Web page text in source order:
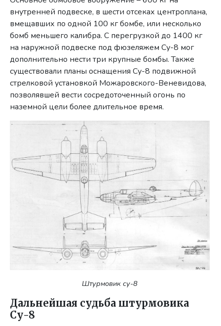
внутренней подвеске, в шести отсеках центроплана,
вмещавших по одной 100 кг бомбе, или несколько
бомб меньшего калибра. С перегрузкой до 1400 кг
на наружной подвеске под фюзеляжем Су-8 мог
дополнительно нести три крупные бомбы. Также
существовали планы оснащения Су-8 подвижной
стрелковой установкой Можаровского-Веневидова,
позволявшей вести сосредоточенный огонь по
наземной цели более длительное время.
Штурмовик су-8
Дальнейшая судьба штурмовика
Су-8